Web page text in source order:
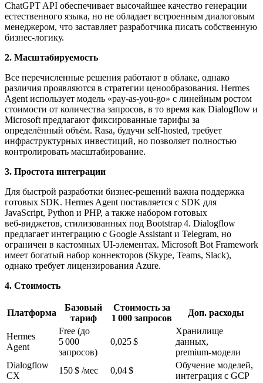
ChatGPT API обеспечивает высочайшее качество генерации
естественного языка, но не обладает встроенным диалоговым
менеджером, что заставляет разработчика писать собственную
бизнес‑логику.
2. Масштабируемость
Все перечисленные решения работают в облаке, однако
различия проявляются в стратегии ценообразования. Hermes
Agent использует модель «pay‑as‑you‑go» с линейным ростом
стоимости от количества запросов, в то время как Dialogflow и
Microsoft предлагают фиксированные тарифы за
определённый объём. Rasa, будучи self‑hosted, требует
инфраструктурных инвестиций, но позволяет полностью
контролировать масштабирование.
3. Простота интеграции
Для быстрой разработки бизнес‑решений важна поддержка
готовых SDK. Hermes Agent поставляется с SDK для
JavaScript, Python и PHP, а также набором готовых
веб‑виджетов, стилизованных под Bootstrap 4. Dialogflow
предлагает интеграцию с Google Assistant и Telegram, но
ограничен в кастомных UI‑элементах. Microsoft Bot Framework
имеет богатый набор коннекторов (Skype, Teams, Slack),
однако требует лицензирования Azure.
4. Стоимость
Платформа
Базовый
тариф
Стоимость за
1 000 запросов
Доп. расходы
Hermes
Agent
Free (до
5 000
запросов)
0,025 $
Хранилище
данных,
premium‑модели
Dialogflow
CX
150 $ /мес 0,04 $
Обучение моделей,
интеграция с GCP